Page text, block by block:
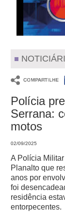
Polícia
Serrana:
motos
02/09/2025
A Polícia
Planalto que
anos por
foi
residência
entorpecentes.